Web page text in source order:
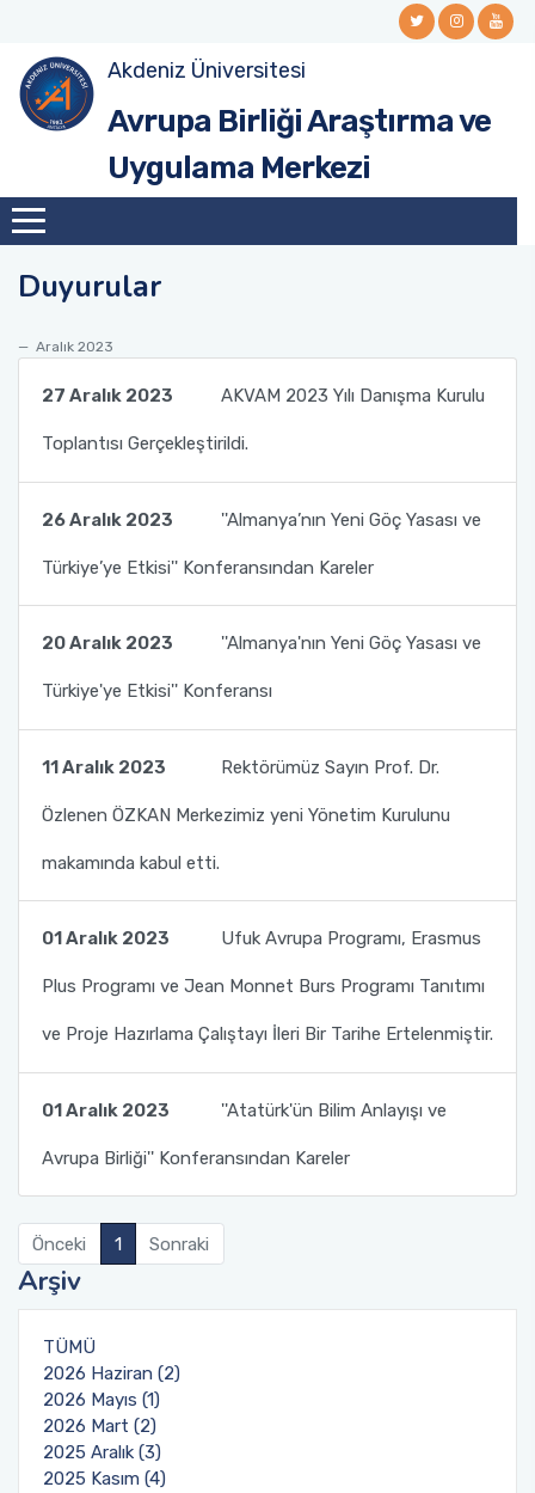
Akdeniz Üniversitesi
Avrupa Birliği Araştırma ve
Uygulama Merkezi
Duyurular
Aralık 2023
27 Aralık 2023 AKVAM 2023 Yılı Danışma Kurulu
Toplantısı Gerçekleştirildi.
26 Aralık 2023 ''Almanya’nın Yeni Göç Yasası ve
Türkiye’ye Etkisi'' Konferansından Kareler
20 Aralık 2023 ''Almanya'nın Yeni Göç Yasası ve
Türkiye'ye Etkisi'' Konferansı
11 Aralık 2023 Rektörümüz Sayın Prof. Dr.
Özlenen ÖZKAN Merkezimiz yeni Yönetim Kurulunu
makamında kabul etti.
01 Aralık 2023 Ufuk Avrupa Programı, Erasmus
Plus Programı ve Jean Monnet Burs Programı Tanıtımı
ve Proje Hazırlama Çalıştayı İleri Bir Tarihe Ertelenmiştir.
01 Aralık 2023 ''Atatürk'ün Bilim Anlayışı ve
Avrupa Birliği'' Konferansından Kareler
Önceki 1 Sonraki
Arşiv
TÜMÜ
2026 Haziran (2)
2026 Mayıs (1)
2026 Mart (2)
2025 Aralık (3)
2025 Kasım (4)